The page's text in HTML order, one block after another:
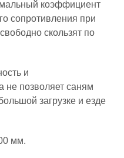
коэффициент
сопротивления при
скользят по
и
не позволяет caням
загрузке и езде
мм.